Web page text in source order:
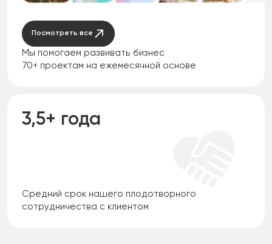
Посмотреть все
Мы помогаем развивать бизнес
70+ проектам на ежемесячной основе
3,5+ года
Средний срок нашего плодотворного
сотрудничества с клиентом